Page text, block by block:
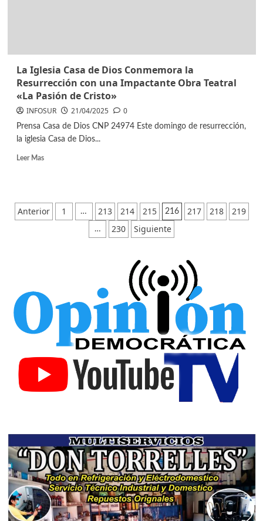
La Iglesia Casa de Dios Conmemora la
Resurrección con una Impactante Obra Teatral
«La Pasión de Cristo»
INFOSUR 21/04/2025 0
Prensa Casa de Dios CNP 24974 Este domingo de resurrección,
la iglesia Casa de Dios...
Leer Mas
Anterior 1 … 213 214 215 216 217 218 219
… 230 Siguiente